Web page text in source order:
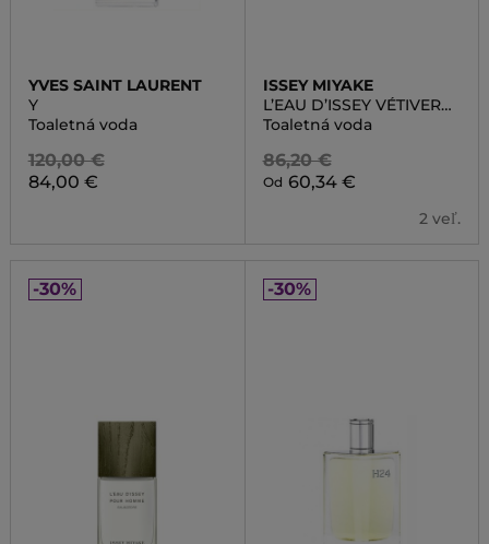
YVES SAINT LAURENT
Y
Toaletná voda
120,00 €
84,00 €
ISSEY MIYAKE
L’EAU D’ISSEY VÉTIVER
EAU DE TOILETTE
INTENSE
Toaletná voda
86,20 €
Od 60,34 €
2 veľ.
-30% -30%